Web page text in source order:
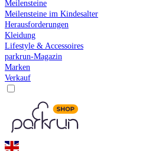
Meilensteine
Meilensteine im Kindesalter
Herausforderungen
Kleidung
Lifestyle & Accessoires
parkrun-Magazin
Marken
Verkauf